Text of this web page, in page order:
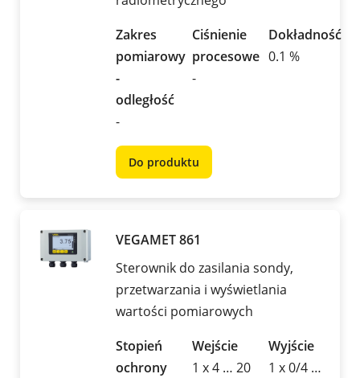
Zakres
pomiarowy
-
odległość
-
Ciśnienie
procesowe
-
Dokładność
0.1 %
Do produktu
VEGAMET 861
Sterownik do zasilania sondy,
przetwarzania i wyświetlania
wartości pomiarowych
Stopień
ochrony
Wejście
1 x 4 … 20
Wyjście
1 x 0/4 …